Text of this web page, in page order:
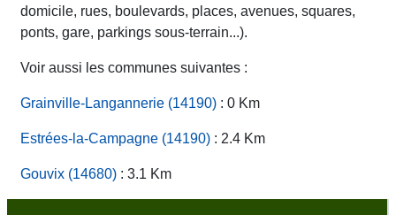
domicile, rues, boulevards, places, avenues, squares,
ponts, gare, parkings sous-terrain...).
Voir aussi les communes suivantes :
Grainville-Langannerie (14190) : 0 Km
Estrées-la-Campagne (14190) : 2.4 Km
Gouvix (14680) : 3.1 Km